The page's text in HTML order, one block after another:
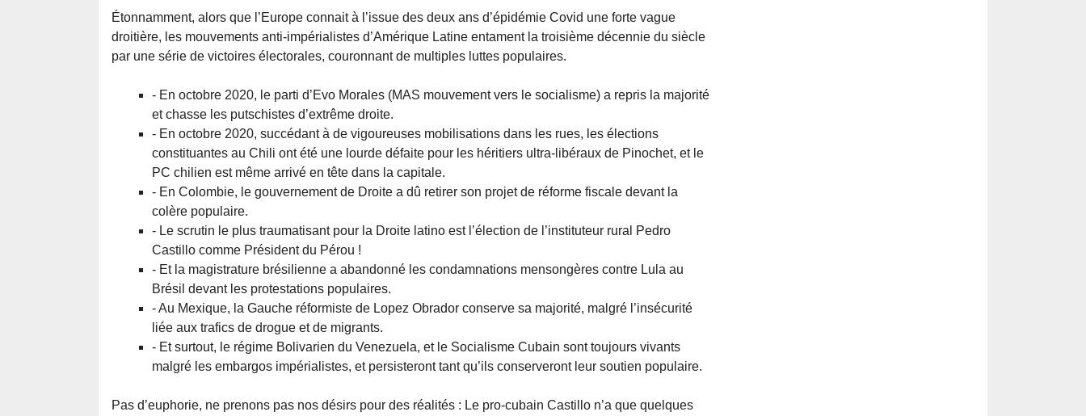
Étonnamment, alors que l’Europe connait à l’issue des deux ans d’épidémie Covid une forte vague
droitière, les mouvements anti-impérialistes d’Amérique Latine entament la troisième décennie du siècle
par une série de victoires électorales, couronnant de multiples luttes populaires.
- En octobre 2020, le parti d’Evo Morales (MAS mouvement vers le socialisme) a repris la majorité
et chasse les putschistes d’extrême droite.
- En octobre 2020, succédant à de vigoureuses mobilisations dans les rues, les élections
constituantes au Chili ont été une lourde défaite pour les héritiers ultra-libéraux de Pinochet, et le
PC chilien est même arrivé en tête dans la capitale.
- En Colombie, le gouvernement de Droite a dû retirer son projet de réforme fiscale devant la
colère populaire.
- Le scrutin le plus traumatisant pour la Droite latino est l’élection de l’instituteur rural Pedro
Castillo comme Président du Pérou !
- Et la magistrature brésilienne a abandonné les condamnations mensongères contre Lula au
Brésil devant les protestations populaires.
- Au Mexique, la Gauche réformiste de Lopez Obrador conserve sa majorité, malgré l’insécurité
liée aux trafics de drogue et de migrants.
- Et surtout, le régime Bolivarien du Venezuela, et le Socialisme Cubain sont toujours vivants
malgré les embargos impérialistes, et persisteront tant qu’ils conserveront leur soutien populaire.
Pas d’euphorie, ne prenons pas nos désirs pour des réalités : Le pro-cubain Castillo n’a que quelques